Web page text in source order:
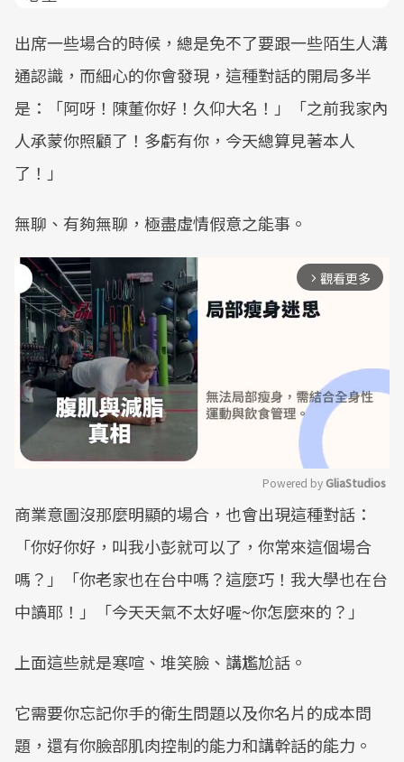
​出席一些場合的時候，總是免不了要跟一些陌生人溝
通認識，而細心的你會發現，這種對話的開局多半
是：​「阿呀！陳董你好！久仰大名！」​「之前我家內
人承蒙你照顧了！多虧有你，今天總算見著本人
了！」
​無聊、有夠無聊，極盡虛情假意之能事。
arrow_forward_ios 觀看更多
Mute
Powered by GliaStudios
​商業意圖沒那麼明顯的場合，也會出現這種對話：
「你好你好，叫我小彭就可以了，你常來這個場合
嗎？」​「你老家也在台中嗎？這麼巧！我大學也在台
中讀耶！」​「今天天氣不太好喔~你怎麼來的？」
​​上面這些就是寒喧、堆笑臉、講尷尬話。
​它需要你忘記你手的衛生問題以及你名片的成本問
題，還有你臉部肌肉控制的能力和講幹話的能力。​